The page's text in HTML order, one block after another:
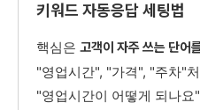
키워드 자동응답 세팅법
핵심은 고객이 자주 쓰는 단어
"영업시간", "가격", "주차"
"영업시간이 어떻게 되나